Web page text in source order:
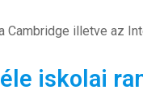
Cambridge illetve az
iskolai